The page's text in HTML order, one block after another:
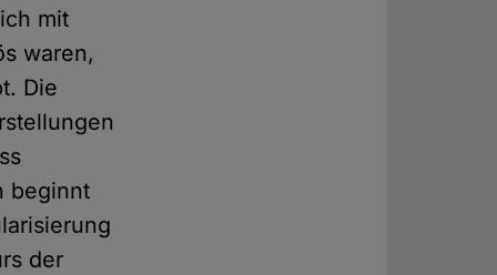
mit
waren,
Die
beginnt
der